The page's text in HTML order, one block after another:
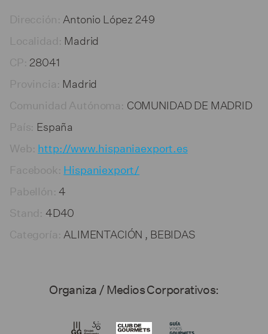
Dirección: Antonio López 249
Localidad: Madrid
CP: 28041
Provincia: Madrid
Comunidad Autónoma: COMUNIDAD DE MADRID
País: España
Web: http://www.hispaniaexport.es
Facebook: Hispaniexport/
Pabellón: 4
Stand: 4D40
Categoría: ALIMENTACIÓN , BEBIDAS
Organiza / Medios Corporativos: